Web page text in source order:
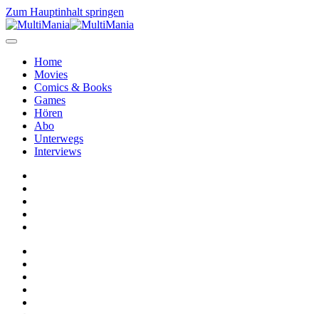
Zum Hauptinhalt springen
Home
Movies
Comics & Books
Games
Hören
Abo
Unterwegs
Interviews